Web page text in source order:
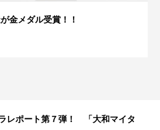
んか？^ ^
レポート第６弾！「鹿島神社・結鎮